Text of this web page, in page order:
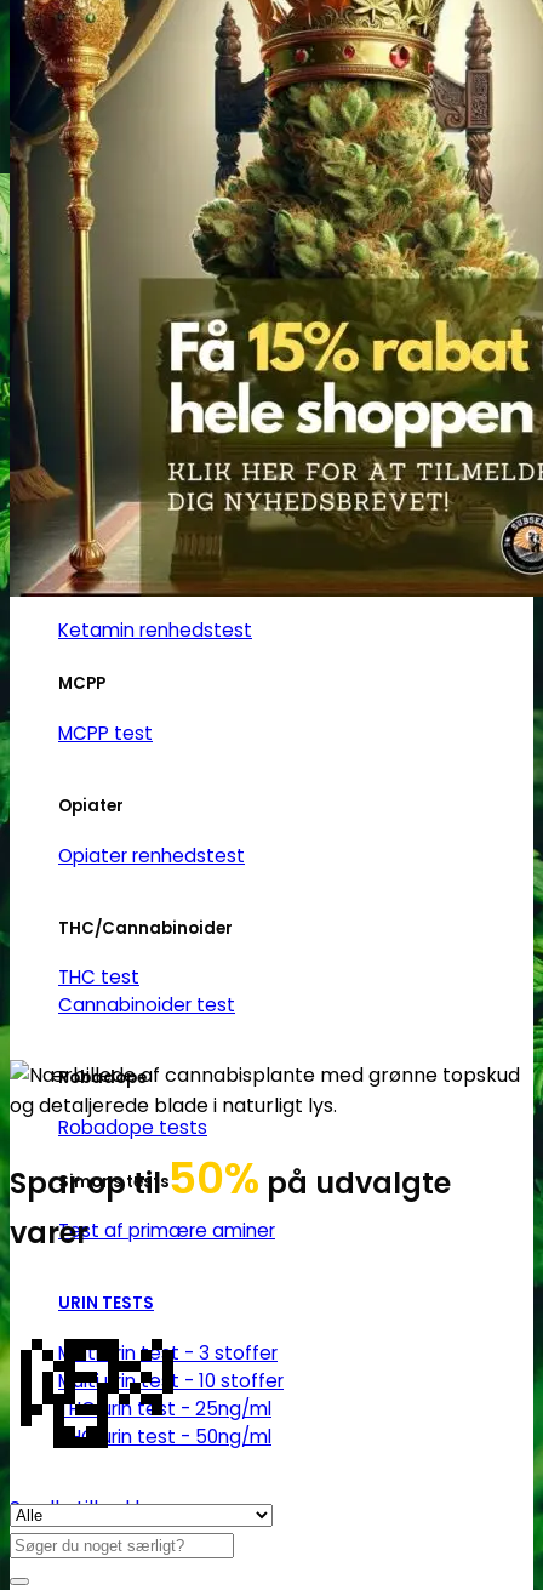
Heroin renhedstest
Badesalte
Badesalte renhedstest
LSD
LSD renhedstest
Benzodiazepiner
Benzoer renhedstest
GHB/Hætter
GHB/Hætter renhedstest
Ketamin
Ketamin renhedstest
MCPP
MCPP test
Opiater
Opiater renhedstest
THC/Cannabinoider
THC test
Cannabinoider test
Robadope
Robadope tests
Simons tests
Test af primære aminer
URIN TESTS
Multi urin test - 3 stoffer
Multi urin test - 10 stoffer
THC urin test - 25ng/ml
THC urin test - 50ng/ml
Spar op til50% på udvalgte
varer
💸
Se alle tilbud her
Søg
efter: